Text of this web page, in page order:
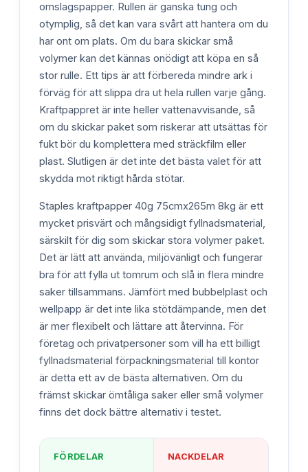
omslagspapper. Rullen är ganska tung och
otymplig, så det kan vara svårt att hantera om du
har ont om plats. Om du bara skickar små
volymer kan det kännas onödigt att köpa en så
stor rulle. Ett tips är att förbereda mindre ark i
förväg för att slippa dra ut hela rullen varje gång.
Kraftpappret är inte heller vattenavvisande, så
om du skickar paket som riskerar att utsättas för
fukt bör du komplettera med sträckfilm eller
plast. Slutligen är det inte det bästa valet för att
skydda mot riktigt hårda stötar.
Staples kraftpapper 40g 75cmx265m 8kg är ett
mycket prisvärt och mångsidigt fyllnadsmaterial,
särskilt för dig som skickar stora volymer paket.
Det är lätt att använda, miljövänligt och fungerar
bra för att fylla ut tomrum och slå in flera mindre
saker tillsammans. Jämfört med bubbelplast och
wellpapp är det inte lika stötdämpande, men det
är mer flexibelt och lättare att återvinna. För
företag och privatpersoner som vill ha ett billigt
fyllnadsmaterial förpackningsmaterial till kontor
är detta ett av de bästa alternativen. Om du
främst skickar ömtåliga saker eller små volymer
finns det dock bättre alternativ i testet.
FÖRDELAR NACKDELAR